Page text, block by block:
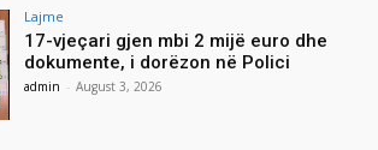
Lajme
17-vjeçari gjen mbi 2 mijë euro dhe
dokumente, i dorëzon në Polici
admin - August 3, 2026